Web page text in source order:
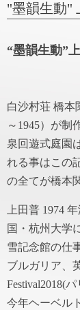
"墨韻生動"
“墨韻生動”
白沙村荘 橋本
～1945）が制
泉回遊式庭園
れる事はこの
の全てが橋本
上田普 1974
国・杭州大学
雪記念館の仕
ブルガリア、
Festival2018(
今年ヘーベル